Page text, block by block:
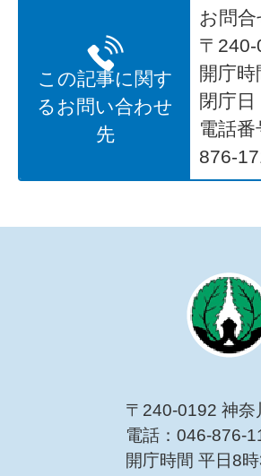
この記事に関す
るお問い合わせ
先
お問
〒
開庁
閉庁
電話
876-
〒240-0192 神
電話：046-876-
開庁時間 平日8